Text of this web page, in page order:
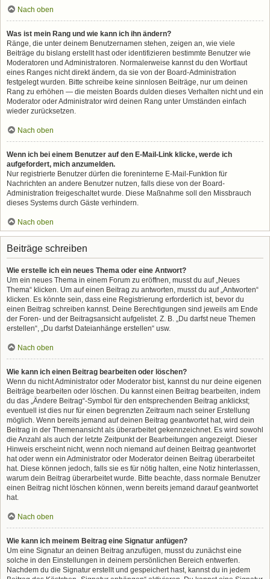
Nach oben
Was ist mein Rang und wie kann ich ihn ändern?
Ränge, die unter deinem Benutzernamen stehen, zeigen an, wie viele
Beiträge du bislang erstellt hast oder identifizieren bestimmte Benutzer wie
Moderatoren und Administratoren. Normalerweise kannst du den Wortlaut
eines Ranges nicht direkt ändern, da sie von der Board-Administration
festgelegt wurden. Bitte schreibe keine sinnlosen Beiträge, nur um deinen
Rang zu erhöhen — die meisten Boards dulden dieses Verhalten nicht und ein
Moderator oder Administrator wird deinen Rang unter Umständen einfach
wieder zurücksetzen.
Nach oben
Wenn ich bei einem Benutzer auf den E-Mail-Link klicke, werde ich
aufgefordert, mich anzumelden.
Nur registrierte Benutzer dürfen die foreninterne E-Mail-Funktion für
Nachrichten an andere Benutzer nutzen, falls diese von der Board-
Administration freigeschaltet wurde. Diese Maßnahme soll den Missbrauch
dieses Systems durch Gäste verhindern.
Nach oben
Beiträge schreiben
Wie erstelle ich ein neues Thema oder eine Antwort?
Um ein neues Thema in einem Forum zu eröffnen, musst du auf „Neues
Thema“ klicken. Um auf einen Beitrag zu antworten, musst du auf „Antworten“
klicken. Es könnte sein, dass eine Registrierung erforderlich ist, bevor du
einen Beitrag schreiben kannst. Deine Berechtigungen sind jeweils am Ende
der Foren- und der Beitragsansicht aufgelistet. Z. B. „Du darfst neue Themen
erstellen“, „Du darfst Dateianhänge erstellen“ usw.
Nach oben
Wie kann ich einen Beitrag bearbeiten oder löschen?
Wenn du nicht Administrator oder Moderator bist, kannst du nur deine eigenen
Beiträge bearbeiten oder löschen. Du kannst einen Beitrag bearbeiten, indem
du das „Ändere Beitrag“-Symbol für den entsprechenden Beitrag anklickst;
eventuell ist dies nur für einen begrenzten Zeitraum nach seiner Erstellung
möglich. Wenn bereits jemand auf deinen Beitrag geantwortet hat, wird dein
Beitrag in der Themenansicht als überarbeitet gekennzeichnet. Es wird sowohl
die Anzahl als auch der letzte Zeitpunkt der Bearbeitungen angezeigt. Dieser
Hinweis erscheint nicht, wenn noch niemand auf deinen Beitrag geantwortet
hat oder wenn ein Administrator oder Moderator deinen Beitrag überarbeitet
hat. Diese können jedoch, falls sie es für nötig halten, eine Notiz hinterlassen,
warum dein Beitrag überarbeitet wurde. Bitte beachte, dass normale Benutzer
einen Beitrag nicht löschen können, wenn bereits jemand darauf geantwortet
hat.
Nach oben
Wie kann ich meinem Beitrag eine Signatur anfügen?
Um eine Signatur an deinen Beitrag anzufügen, musst du zunächst eine
solche in den Einstellungen in deinem persönlichen Bereich entwerfen.
Nachdem du die Signatur erstellt und gespeichert hast, kannst du in jedem